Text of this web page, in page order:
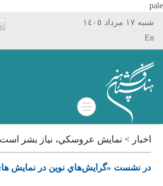
شنبه ١٧ مرداد ١٤٠٥
En
اخبار > نمايش عروسكي، نياز بشر است
در نشست «گرايش‌‌هاي نوين در نمايش